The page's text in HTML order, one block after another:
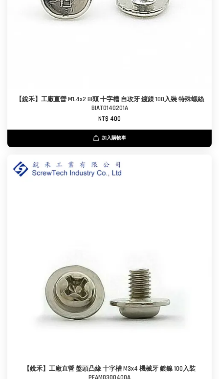
【銳禾】工廠直營 M1.4x2 BI頭 十字槽 自攻牙 鍍鎳 100入裝 特殊螺絲
BIAT0140201A
NT$ 400
加入購物車
【銳禾】工廠直營 盤頭凸緣 十字槽 M3x4 機械牙 鍍鎳 100入裝